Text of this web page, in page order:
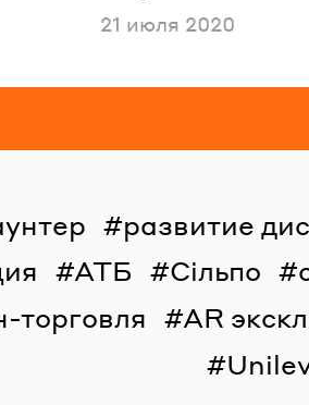
Опубликовано
21 июля 2020
развитие
АТБ Сільпо
торговля
AR